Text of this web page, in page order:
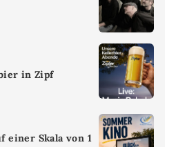
in Zipf
einer Skala von 1